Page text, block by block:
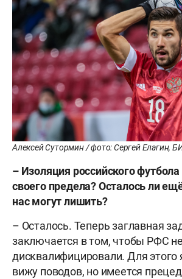
Алексей Сутормин / фото: Сергей Елагин,
– Изоляция российского
своего предела? Осталось ли
нас могут лишить?
– Осталось. Теперь заглавная
заключается в том, чтобы РФС не
дисквалифицировали. Для этого
вижу поводов, но имеется